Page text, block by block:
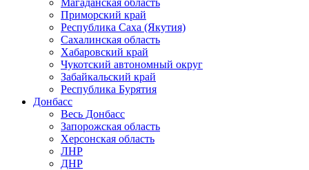
Магаданская область
Приморский край
Республика Саха (Якутия)
Сахалинская область
Хабаровский край
Чукотский автономный округ
Забайкальский край
Республика Бурятия
Донбасс
Весь Донбасс
Запорожская область
Херсонская область
ЛНР
ДНР